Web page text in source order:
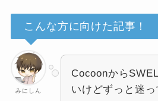
こんな方に向けた記事！
みにしん
Cocoonから
いけどずっと迷っ